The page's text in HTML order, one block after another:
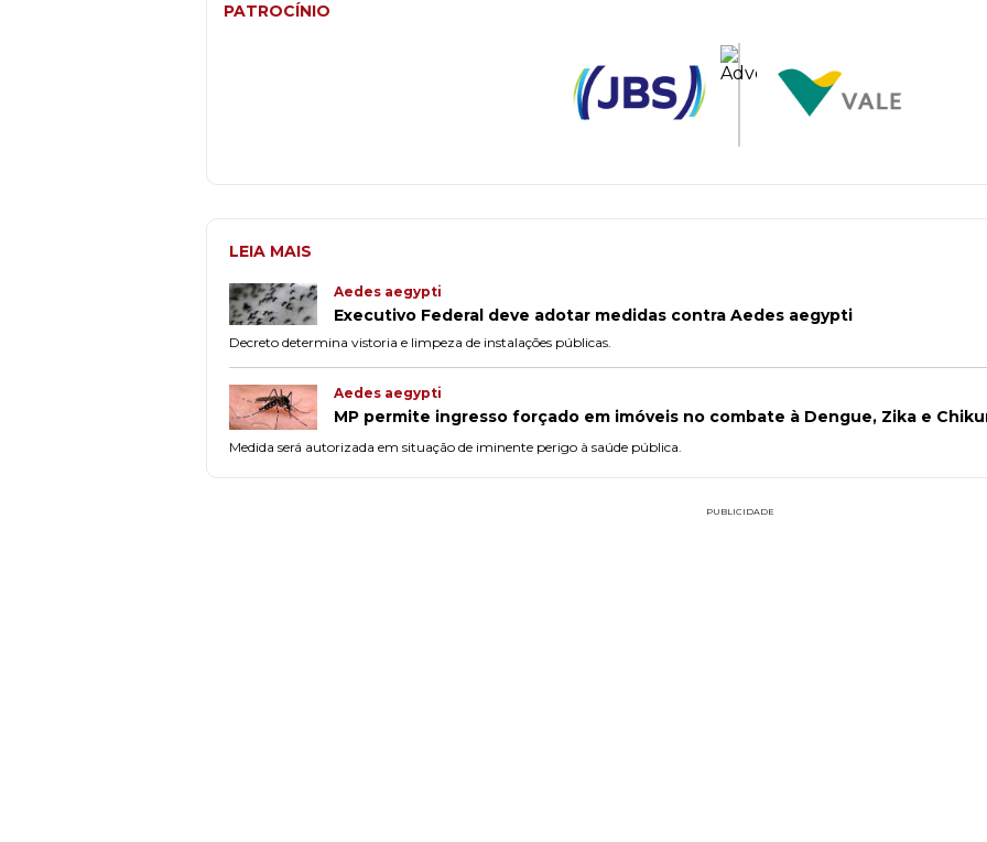
PATROCÍNIO
LEIA MAIS
Aedes aegypti
Executivo Federal deve adotar medidas contra Aedes aegypti
Decreto determina vistoria e limpeza de instalações públicas.
Aedes aegypti
MP permite ingresso forçado em imóveis no combate à Dengue, Zika e
Medida será autorizada em situação de iminente perigo à saúde pública.
PUBLICIDADE